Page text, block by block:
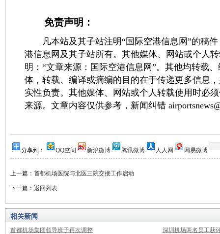
免责声明：
凡本站及其子站注明“国际空港信息网”的稿件
港信息网及其子站所有。其他媒体、网站或个人
明：“文章来源：国际空港信息网”。其他均转载
体，转载、编译或摘编的目的在于传递更多信息
实性负责。其他媒体、网站或个人转载使用时必
来源。文章内容仅供参考，新闻纠错
分享到： QQ空间 新浪微博 腾讯微博 人人网 网易微博
上一篇： 首都机场医院与北医三院交接工作启动
下一篇： 返回列表
相关新闻
首都机场集团领导班子再次调整
深圳机场两名员工获